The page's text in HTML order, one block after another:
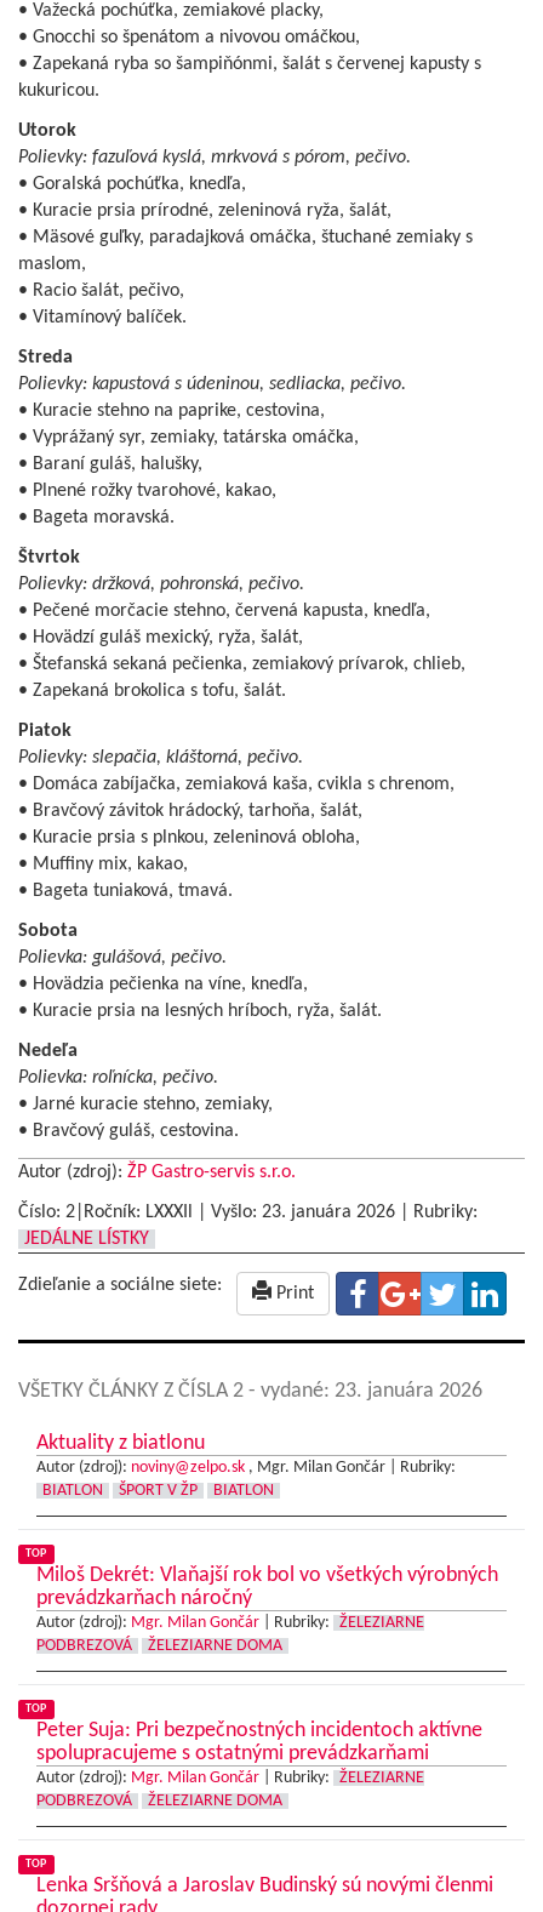
• Važecká pochúťka, zemiakové placky,
• Gnocchi so špenátom a nivovou omáčkou,
• Zapekaná ryba so šampiňónmi, šalát s červenej kapusty s
kukuricou.
Utorok
Polievky: fazuľová kyslá, mrkvová s pórom, pečivo.
• Goralská pochúťka, knedľa,
• Kuracie prsia prírodné, zeleninová ryža, šalát,
• Mäsové guľky, paradajková omáčka, štuchané zemiaky s
maslom,
• Racio šalát, pečivo,
• Vitamínový balíček.
Streda
Polievky: kapustová s údeninou, sedliacka, pečivo.
• Kuracie stehno na paprike, cestovina,
• Vyprážaný syr, zemiaky, tatárska omáčka,
• Baraní guláš, halušky,
• Plnené rožky tvarohové, kakao,
• Bageta moravská.
Štvrtok
Polievky: držková, pohronská, pečivo.
• Pečené morčacie stehno, červená kapusta, knedľa,
• Hovädzí guláš mexický, ryža, šalát,
• Štefanská sekaná pečienka, zemiakový prívarok, chlieb,
• Zapekaná brokolica s tofu, šalát.
Piatok
Polievky: slepačia, kláštorná, pečivo.
• Domáca zabíjačka, zemiaková kaša, cvikla s chrenom,
• Bravčový závitok hrádocký, tarhoňa, šalát,
• Kuracie prsia s plnkou, zeleninová obloha,
• Muffiny mix, kakao,
• Bageta tuniaková, tmavá.
Sobota
Polievka: gulášová, pečivo.
• Hovädzia pečienka na víne, knedľa,
• Kuracie prsia na lesných hríboch, ryža, šalát.
Nedeľa
Polievka: roľnícka, pečivo.
• Jarné kuracie stehno, zemiaky,
• Bravčový guláš, cestovina.
Autor (zdroj): ŽP Gastro-servis s.r.o.
Číslo: 2|Ročník: LXXXIl | Vyšlo: 23. januára 2026
Rubriky:
JEDÁLNE LÍSTKY
Zdieľanie a sociálne siete: Print
VŠETKY ČLÁNKY Z ČÍSLA 2 - vydané: 23. januára 2026
Aktuality z biatlonu
Autor (zdroj): noviny@zelpo.sk , Mgr. Milan Gončár |
Rubriky:
BIATLON
ŠPORT V ŽP BIATLON
TOP
Miloš Dekrét: Vlaňajší rok bol vo všetkých výrobných
prevádzkarňach náročný
Autor (zdroj): Mgr. Milan Gončár Rubriky:
ŽELEZIARNE
PODBREZOVÁ
ŽELEZIARNE DOMA
TOP
Peter Suja: Pri bezpečnostných incidentoch aktívne
spolupracujeme s ostatnými prevádzkarňami
Autor (zdroj): Mgr. Milan Gončár Rubriky:
ŽELEZIARNE
PODBREZOVÁ
ŽELEZIARNE DOMA
TOP
Lenka Sršňová a Jaroslav Budinský sú novými členmi